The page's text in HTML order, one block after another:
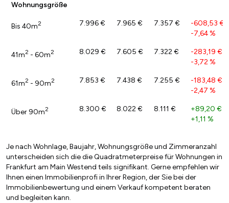
Wohnungsgröße
Bis 40m2 7.996 € 7.965 € 7.357 € -608,53 €
-7,64 %
41m2 - 60m2 8.029 € 7.605 € 7.322 € -283,19 €
-3,72 %
61m2 - 90m2 7.853 € 7.438 € 7.255 € -183,48 €
-2,47 %
Über 90m2 8.300 € 8.022 € 8.111 € +89,20 €
+1,11 %
Je nach Wohnlage, Baujahr, Wohnungsgröße und Zimmeranzahl
unterscheiden sich die die Quadratmeterpreise für Wohnungen in
Frankfurt am Main Westend teils signifikant. Gerne empfehlen wir
Ihnen einen Immobilienprofi in Ihrer Region, der Sie bei der
Immobilienbewertung und einem Verkauf kompetent beraten
und begleiten kann.